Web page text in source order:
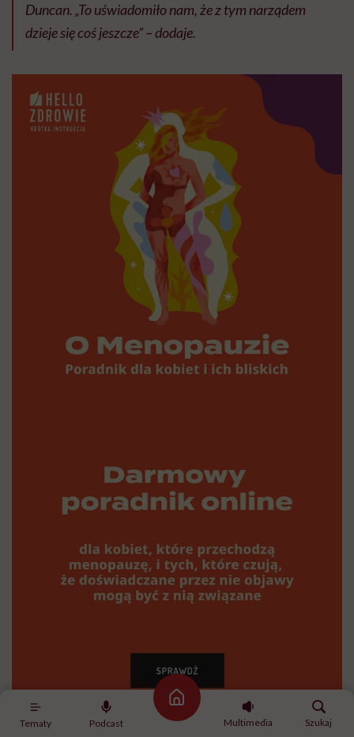
Tematy Podcast
Strona główna
Multimedia
Szukaj
Duncan. „To uświadomiło nam, że z tym narządem
dzieje się coś jeszcze” – dodaje.